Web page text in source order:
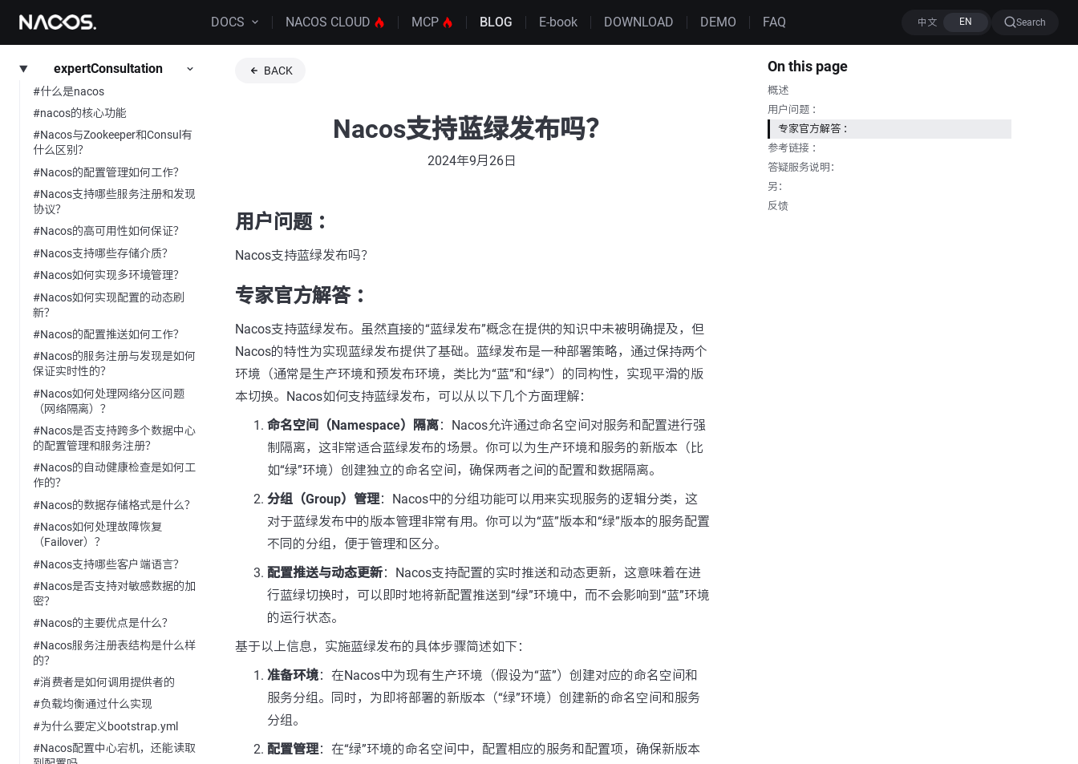
DOCS NACOS CLOUD MCP BLOG E-book DOWNLOAD DEMO FAQ Search
expertConsultation
#什么是nacos
#nacos的核心功能
#Nacos与Zookeeper和Consul有
什么区别？
#Nacos的配置管理如何工作？
#Nacos支持哪些服务注册和发现
协议？
#Nacos的高可用性如何保证？
#Nacos支持哪些存储介质？
#Nacos如何实现多环境管理？
#Nacos如何实现配置的动态刷
新？
#Nacos的配置推送如何工作？
#Nacos的服务注册与发现是如何
保证实时性的？
#Nacos如何处理网络分区问题
（网络隔离）？
#Nacos是否支持跨多个数据中心
的配置管理和服务注册？
#Nacos的自动健康检查是如何工
作的？
#Nacos的数据存储格式是什么？
#Nacos如何处理故障恢复
（Failover）？
#Nacos支持哪些客户端语言？
#Nacos是否支持对敏感数据的加
密？
#Nacos的主要优点是什么？
#Nacos服务注册表结构是什么样
的？
#消费者是如何调用提供者的
#负载均衡通过什么实现
#为什么要定义bootstrap.yml
#Nacos配置中心宕机，还能读取
BACK
Nacos支持蓝绿发布吗？
2024年9月26日
用户问题 ：
Nacos支持蓝绿发布吗？
专家官方解答 ：
Nacos支持蓝绿发布。虽然直接的“蓝绿发布”概念在提供的知识中未被明确提及，但
Nacos的特性为实现蓝绿发布提供了基础。蓝绿发布是一种部署策略，通过保持两个
环境（通常是生产环境和预发布环境，类比为“蓝”和“绿”）的同构性，实现平滑的版
本切换。Nacos如何支持蓝绿发布，可以从以下几个方面理解：
命名空间（Namespace）隔离：Nacos允许通过命名空间对服务和配置进行强
制隔离，这非常适合蓝绿发布的场景。你可以为生产环境和服务的新版本（比
如“绿”环境）创建独立的命名空间，确保两者之间的配置和数据隔离。
分组（Group）管理：Nacos中的分组功能可以用来实现服务的逻辑分类，这
对于蓝绿发布中的版本管理非常有用。你可以为“蓝”版本和“绿”版本的服务配置
不同的分组，便于管理和区分。
配置推送与动态更新：Nacos支持配置的实时推送和动态更新，这意味着在进
行蓝绿切换时，可以即时地将新配置推送到“绿”环境中，而不会影响到“蓝”环境
的运行状态。
基于以上信息，实施蓝绿发布的具体步骤简述如下：
准备环境：在Nacos中为现有生产环境（假设为“蓝”）创建对应的命名空间和
服务分组。同时，为即将部署的新版本（“绿”环境）创建新的命名空间和服务
分组。
配置管理：在“绿”环境的命名空间中，配置相应的服务和配置项，确保新版本
On this page
概述
用户问题 ：
专家官方解答 ：
参考链接 ：
答疑服务说明：
另：
反馈